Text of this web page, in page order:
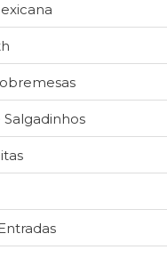
Salgadinhos